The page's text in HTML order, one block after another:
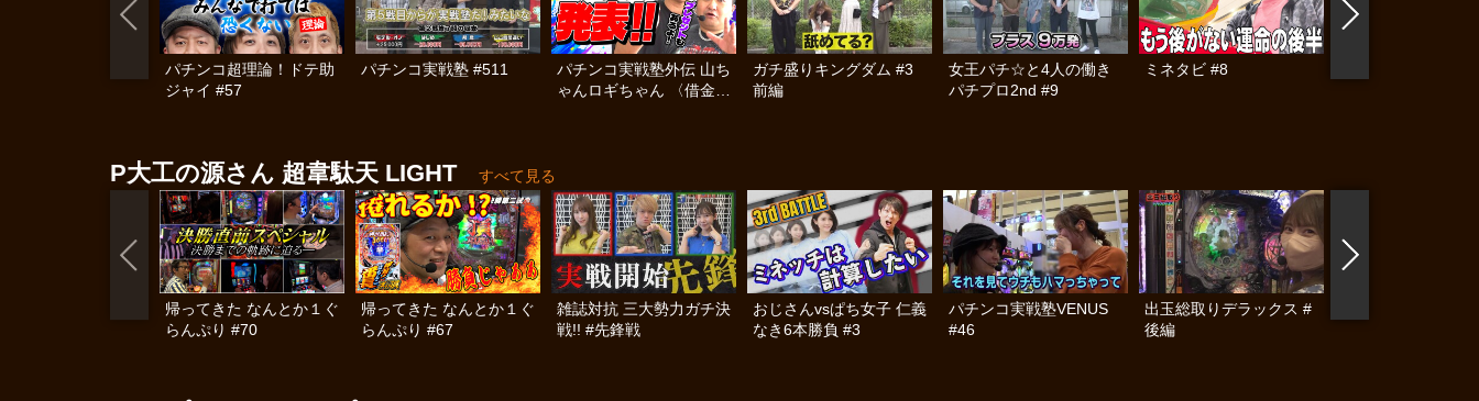
パチンコ超理論！ドテ助
ジャイ #57
パチンコ実戦塾 #511
パチンコ実戦塾外伝 山ち
ゃんロギちゃん 〈借金返
ガチ盛りキングダム #3
前編
女王パチ☆と4人の働き
パチプロ2nd #9
ミネタビ #8
P大工の源さん 超韋駄天 LIGHT すべて見る
帰ってきた なんとか１ぐ
らんぷり #70
帰ってきた なんとか１ぐ
らんぷり #67
雑誌対抗 三大勢力ガチ決
戦!! #先鋒戦
おじさんvsぱち女子 仁義
なき6本勝負 #3
パチンコ実戦塾VENUS
#46
出玉総取りデラックス #
後編